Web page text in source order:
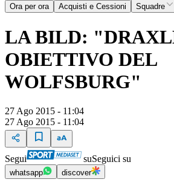
Ora per ora Acquisti e Cessioni Squadre
LA BILD:
OBIETTIVO DEL
WOLFSBURG"
27 Ago 2015 - 11:04
27 Ago 2015 - 11:04
Segui suSeguici su
whatsapp discover